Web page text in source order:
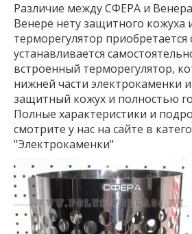
Различие между СФЕРА и
Венере нету защитного кожуха
терморегулятор
устанавливается
встроенный терморегулятор,
нижней части электрокаменки
защитный кожух и полностью
Полные характеристики и
смотрите у нас на сайте в
"Электрокаменки"